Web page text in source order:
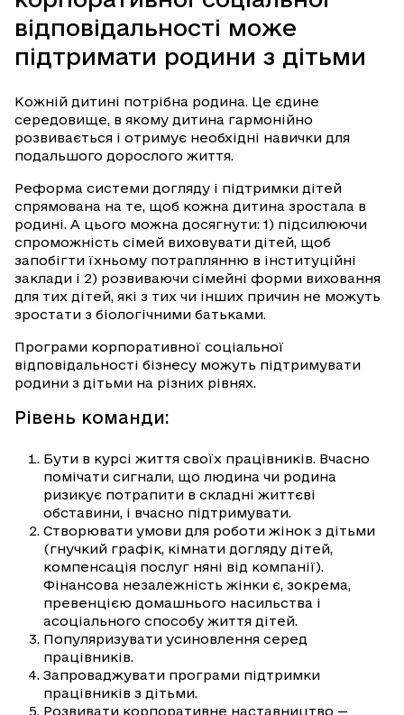
відповідальності може
підтримати родини з дітьми
Кожній дитині потрібна родина. Це єдине
середовище, в якому дитина гармонійно
розвивається і отримує необхідні навички для
подальшого дорослого життя.
Реформа системи догляду і підтримки дітей
спрямована на те, щоб кожна дитина зростала в
родині. А цього можна досягнути: 1) підсилюючи
спроможність сімей виховувати дітей, щоб
запобігти їхньому потраплянню в інституційні
заклади і 2) розвиваючи сімейні форми виховання
для тих дітей, які з тих чи інших причин не можуть
зростати з біологічними батьками.
Програми корпоративної соціальної
відповідальності бізнесу можуть підтримувати
родини з дітьми на різних рівнях.
Рівень команди:
Бути в курсі життя своїх працівників. Вчасно
помічати сигнали, що людина чи родина
ризикує потрапити в складні життєві
обставини, і вчасно підтримувати.
Створювати умови для роботи жінок з дітьми
(гнучкий графік, кімнати догляду дітей,
компенсація послуг няні від компанії).
Фінансова незалежність жінки є, зокрема,
превенцією домашнього насильства і
асоціального способу життя дітей.
Популяризувати усиновлення серед
працівників.
Запроваджувати програми підтримки
працівників з дітьми.
Розвивати корпоративне наставництво —